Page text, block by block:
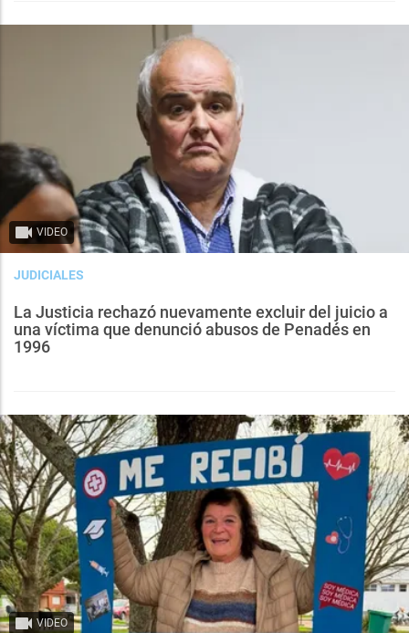
VIDEO
JUDICIALES
La Justicia rechazó nuevamente excluir del juicio a
una víctima que denunció abusos de Penadés en
1996
VIDEO